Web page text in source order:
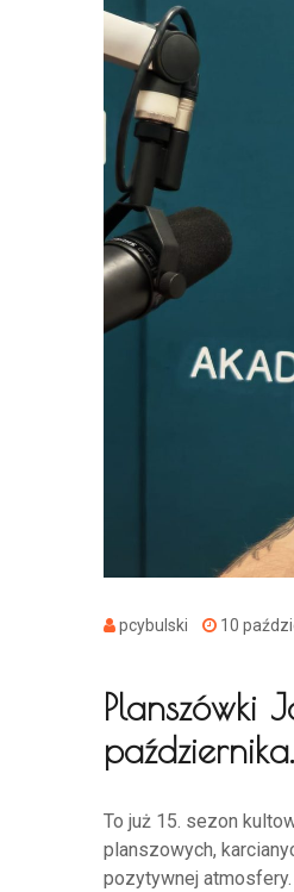
pcybulski 10
Planszówki
To już 15. sezon
planszowych,
pozytywnej